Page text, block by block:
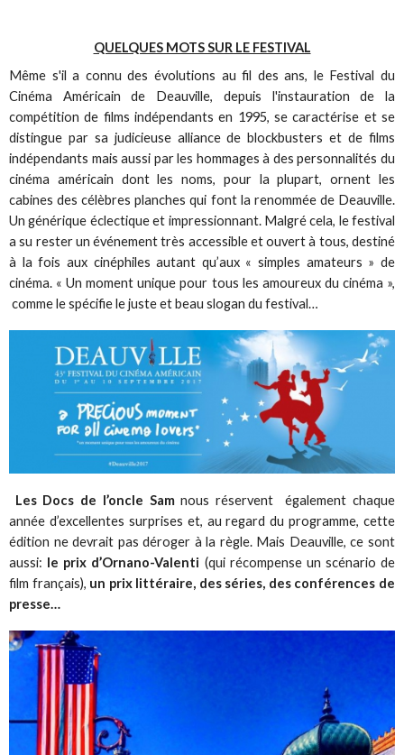
QUELQUES MOTS SUR LE FESTIVAL
Même s'il a connu des évolutions au fil des ans, le Festival du
Cinéma Américain de Deauville, depuis l'instauration de la
compétition de films indépendants en 1995, se caractérise et se
distingue par sa judicieuse alliance de blockbusters et de films
indépendants mais aussi par les hommages à des personnalités du
cinéma américain dont les noms, pour la plupart, ornent les
cabines des célèbres planches qui font la renommée de Deauville.
Un générique éclectique et impressionnant. Malgré cela, le festival
a su rester un événement très accessible et ouvert à tous, destiné
à la fois aux cinéphiles autant qu’aux « simples amateurs » de
cinéma. « Un moment unique pour tous les amoureux du cinéma »,
comme le spécifie le juste et beau slogan du festival…
Les Docs de l’oncle Samnous réservent également chaque
année d’excellentes surprises et, au regard du programme, cette
édition ne devrait pas déroger à la règle. Mais Deauville, ce sont
aussi: le prix d’Ornano-Valenti (qui récompense un scénario de
film français), un prix littéraire, des séries, des conférences de
presse…